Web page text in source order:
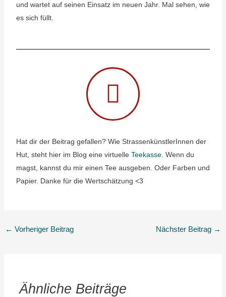
und wartet auf seinen Einsatz im neuen Jahr. Mal sehen, wie
es sich füllt.
Hat dir der Beitrag gefallen? Wie StrassenkünstlerInnen der
Hut, steht hier im Blog eine virtuelle Teekasse. Wenn du
magst, kannst du mir einen Tee ausgeben. Oder Farben und
Papier. Danke für die Wertschätzung <3
← Vorheriger Beitrag Nächster Beitrag →
Ähnliche Beiträge